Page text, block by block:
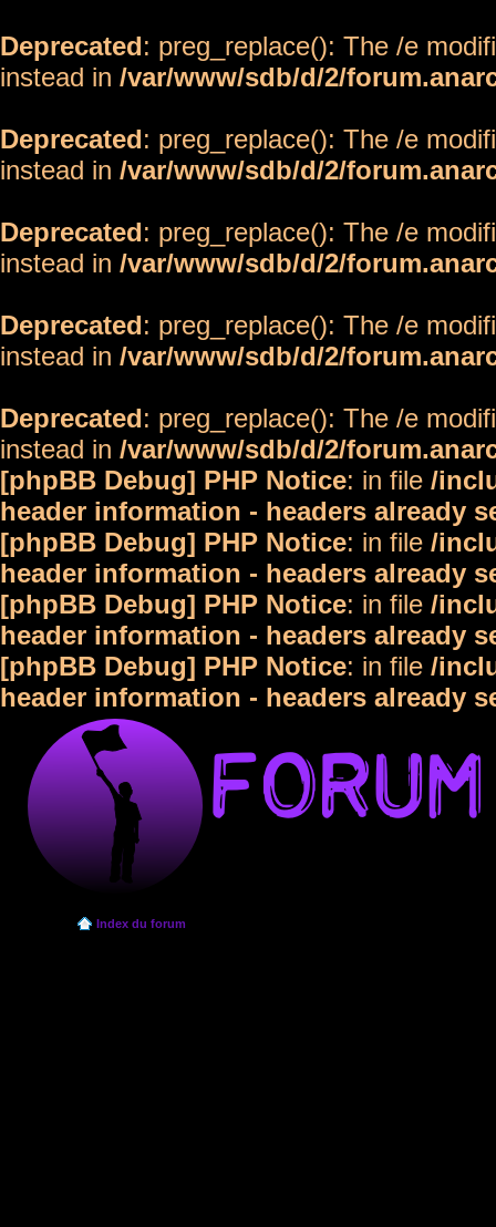
Deprecated: preg_replace(): The /e
instead in /var/www/sdb/d/2/
Deprecated: preg_replace(): The /e
instead in /var/www/sdb/d/2/
Deprecated: preg_replace(): The /e
instead in /var/www/sdb/d/2/
Deprecated: preg_replace(): The /e
instead in /var/www/sdb/d/2/
Deprecated: preg_replace(): The /e
instead in /var/www/sdb/d/2/
[phpBB Debug] PHP Notice: in file /
header information - headers already
[phpBB Debug] PHP Notice: in file /
header information - headers already
[phpBB Debug] PHP Notice: in file /
header information - headers already
[phpBB Debug] PHP Notice: in file /
header information - headers already
Index du forum